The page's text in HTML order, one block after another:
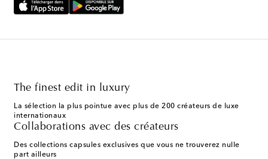
The finest edit in luxury
La sélection la plus pointue avec plus de 200 créateurs de luxe
internationaux
Collaborations avec des créateurs
Des collections capsules exclusives que vous ne trouverez nulle
part ailleurs